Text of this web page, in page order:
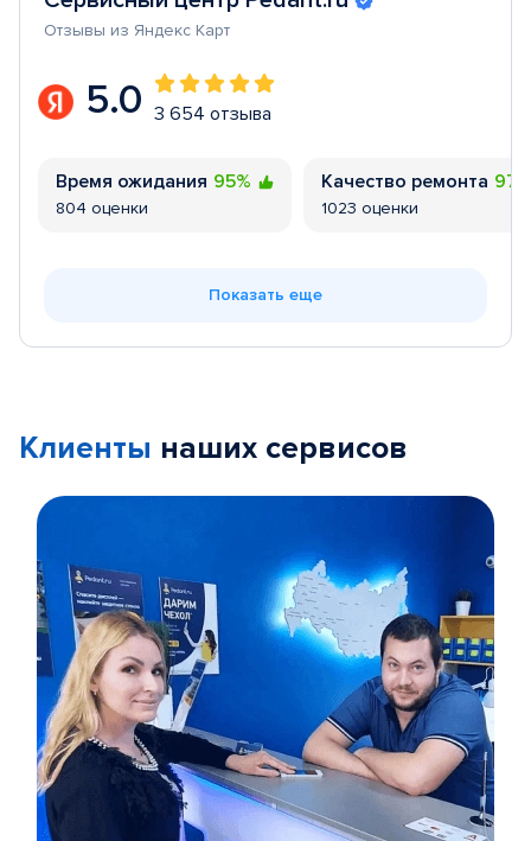
Отзывы из Яндекс Карт
5.0 3 654 отзыва
Время ожидания 95%
804 оценки
Качество ремонта
1023 оценки
Показать еще
Клиенты наших сервисов